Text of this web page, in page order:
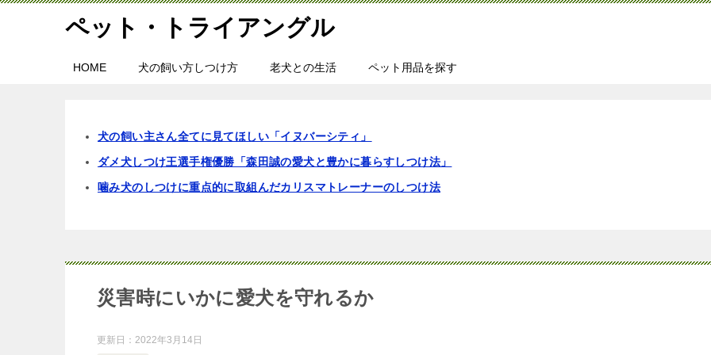
ペット・トライアングル
HOME 犬の飼い方しつけ方 老犬との生活 ペット用品を探す
犬の飼い主さん全てに見てほしい「イヌバーシティ」
ダメ犬しつけ王選手権優勝「森田誠の愛犬と豊かに暮らすしつけ法」
噛み犬のしつけに重点的に取組んだカリスマトレーナーのしつけ法
災害時にいかに愛犬を守れるか
更新日： 2022年3月14日